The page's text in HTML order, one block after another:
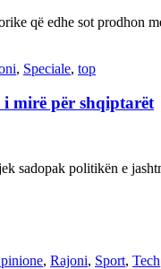
që edhe sot prodhon
, Speciale, top
i mirë për shqiptarët
sadopak politikën e
, Rajoni, Sport, Tech